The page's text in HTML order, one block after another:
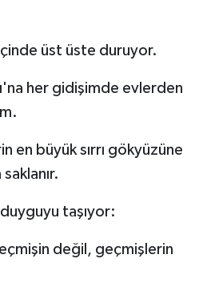
üst üste duruyor.
her gidişimde evlerden
en büyük sırrı gökyüzüne
duyguyu taşıyor:
değil, geçmişlerin